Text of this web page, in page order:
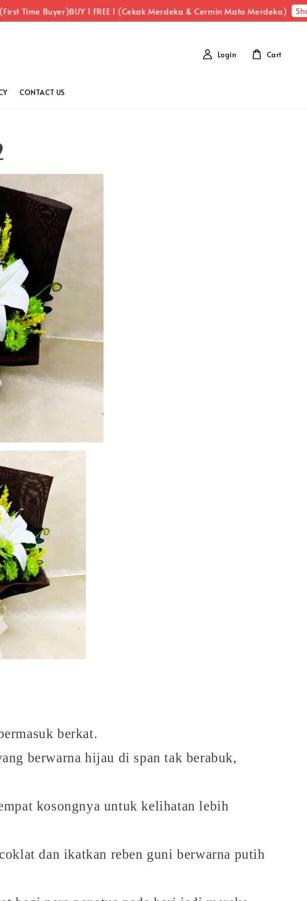
Time Buyer)BUY 1 FREE 1 (Cekak Merdeka & Cermin Mata Merdeka) Shop
CONTACT US
Login Cart
berkat.
berwarna hijau di span tak berabuk,
kosongnya untuk kelihatan lebih
dan ikatkan reben guni berwarna putih